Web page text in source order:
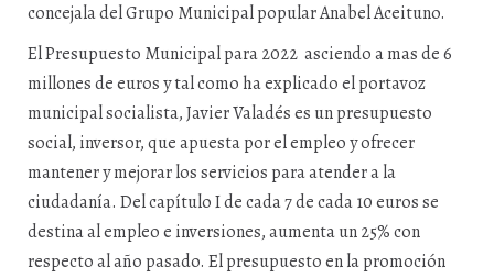
concejala del Grupo Municipal popular Anabel Aceituno.
El Presupuesto Municipal para 2022 asciendo a mas de 6
millones de euros y tal como ha explicado el portavoz
municipal socialista, Javier Valadés es un presupuesto
social, inversor, que apuesta por el empleo y ofrecer
mantener y mejorar los servicios para atender a la
ciudadanía. Del capítulo I de cada 7 de cada 10 euros se
destina al empleo e inversiones, aumenta un 25% con
respecto al año pasado. El presupuesto en la promoción